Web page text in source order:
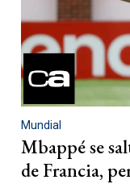
Mundial
Mbappé se
de Francia,